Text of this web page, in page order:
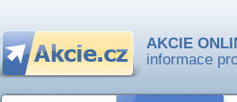
AKCIE
informace